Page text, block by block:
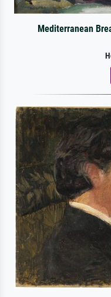
Mediterranean